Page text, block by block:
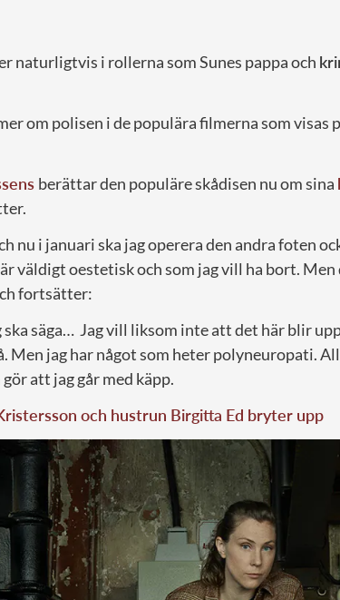
naturligtvis i rollerna som Sunes pappa och
om polisen i de populära filmerna som visas
berättar den populäre skådisen nu om sina
nu i januari ska jag operera den andra foten
väldigt oestetisk och som jag vill ha bort.
fortsätter:
ska säga… Jag vill liksom inte att det här blir
Men jag har något som heter polyneuropati.
att jag går med käpp.
och hustrun Birgitta Ed bryter upp